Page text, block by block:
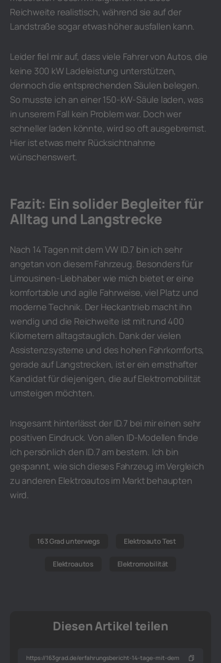
Reichweite realistisch, während sie auf der
Landstraße sogar etwas höher ausfallen kann.
Leider fiel mir auf, dass viele Fahrer von Autos, die
keine 300 kW Ladeleistung unterstützen,
dennoch die entsprechenden Säulen belegen.
So musste ich an einer 150-kW-Säule laden, was
in unserem Fall kein Problem war. Doch wer
schneller laden könnte, wird so oft ausgebremst.
Hier ist etwas mehr Rücksichtnahme
wünschenswert.
Fazit: Ein solider Begleiter für
Alltag und Langstrecke
Nach 14 Tagen mit dem VW ID.7 bin ich sehr
angetan von diesem Fahrzeug. Besonders für
Limousinen-Liebhaber wie mich bietet er eine
komfortable und agile Fahrweise, viel Platz und
moderne Technik. Der Heckantrieb macht ihn
wendig und die Reichweite ist mit rund 400
Kilometern alltagstauglich. Dank der vielen
Assistenzsysteme und des hohen Fahrkomforts,
gerade auf Langstrecken, ist er ein ernsthafter
Kandidat für diejenigen, die auf Elektromobilität
umsteigen möchten.
Insgesamt hinterlässt der ID.7 bei mir einen sehr
positiven Eindruck. Von allen ID-Modellen finde
ich persönlich den ID.7 am bestern. Ich bin
gespannt, wie sich dieses Fahrzeug im Vergleich
zu anderen Elektroautos im Markt behaupten
wird.
163 Grad unterwegs Elektroauto Test
Elektroautos Elektromobilität
Diesen Artikel teilen